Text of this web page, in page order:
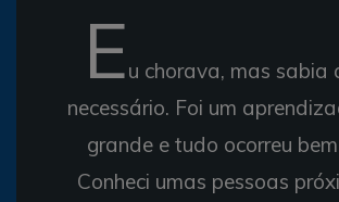
Eu chorava, mas sabia
necessário. Foi um
grande e tudo ocorreu
Conheci umas pessoas